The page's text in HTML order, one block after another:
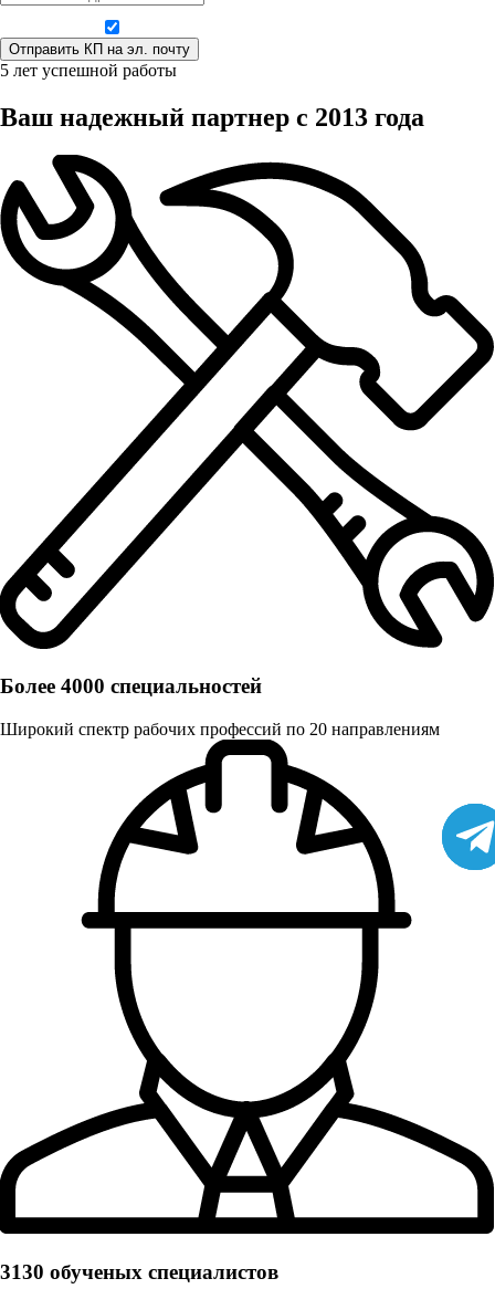
5 лет успешной работы
Ваш надежный партнер с 2013 года
Более 4000 специальностей
Широкий спектр рабочих профессий по 20 направлениям
3130 обученых cпециалистов